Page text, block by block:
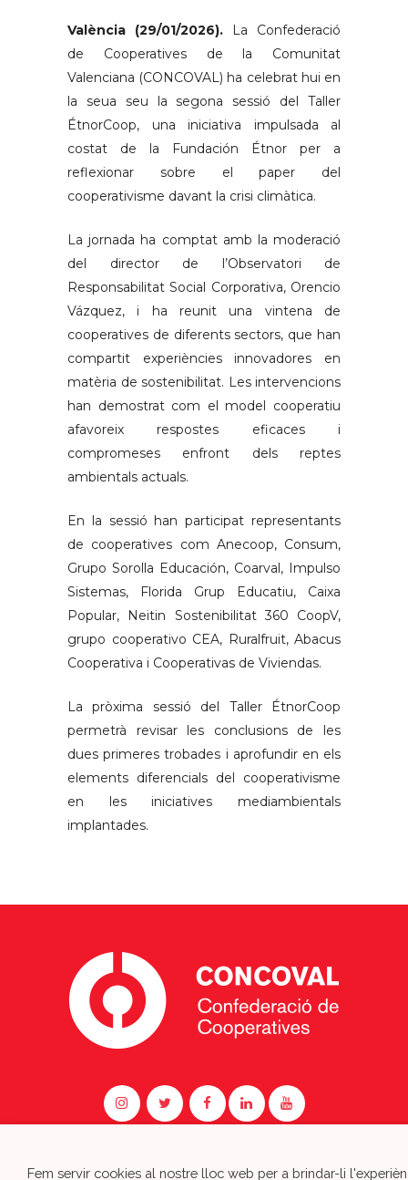
València (29/01/2026). La Confederació
de Cooperatives de la Comunitat
Valenciana (CONCOVAL) ha celebrat hui en
la seua seu la segona sessió del Taller
ÉtnorCoop, una iniciativa impulsada al
costat de la Fundación Étnor per a
reflexionar sobre el paper del
cooperativisme davant la crisi climàtica.
La jornada ha comptat amb la moderació
del director de l’Observatori de
Responsabilitat Social Corporativa, Orencio
Vázquez, i ha reunit una vintena de
cooperatives de diferents sectors, que han
compartit experiències innovadores en
matèria de sostenibilitat. Les intervencions
han demostrat com el model cooperatiu
afavoreix respostes eficaces i
compromeses enfront dels reptes
ambientals actuals.
En la sessió han participat representants
de cooperatives com Anecoop, Consum,
Grupo Sorolla Educación, Coarval, Impulso
Sistemas, Florida Grup Educatiu, Caixa
Popular, Neitin Sostenibilitat 360 CoopV,
grupo cooperativo CEA, Ruralfruit, Abacus
Cooperativa i Cooperativas de Viviendas.
La pròxima sessió del Taller ÉtnorCoop
permetrà revisar les conclusions de les
dues primeres trobades i aprofundir en els
elements diferencials del cooperativisme
en les iniciatives mediambientals
implantades.
Fem servir cookies al nostre lloc web per a brindar-li